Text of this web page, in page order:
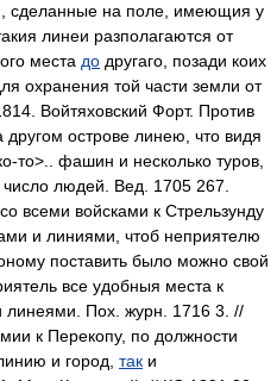
сделанные на поле, имеющия у
линеи разполагаются от
места до другаго, позади коих
охранения той части земли от
Войтяховский Форт. Против
острове линею, что видя
то>.. фашин и несколько туров,
людей. Вед. 1705 267.
всеми войсками к Стрельзунду
и линиями, чтоб неприятелю
поставить было можно свой
все удобныя места к
линеями. Пох. журн. 1716 3. //
к Перекопу, по должности
и город, так и